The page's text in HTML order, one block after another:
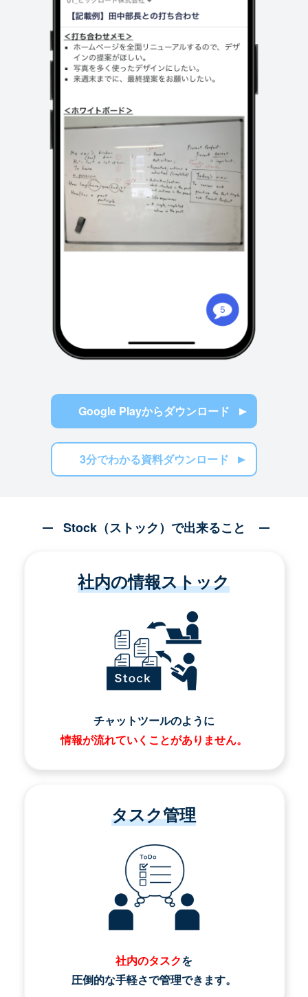
Google Playからダウンロード
3分でわかる資料ダウンロード
Stock（ストック）で出来ること
社内の情報ストック
チャットツールのように
情報が流れていくことがありません。
タスク管理
社内のタスクを
圧倒的な手軽さで管理できます。